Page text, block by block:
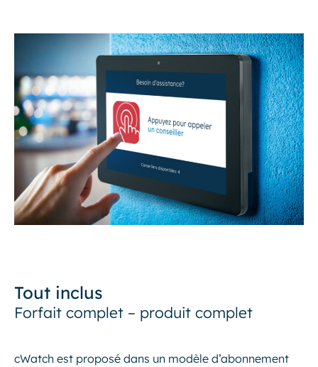
Tout inclus
Forfait complet – produit complet
cWatch est proposé dans un modèle d’abonnement